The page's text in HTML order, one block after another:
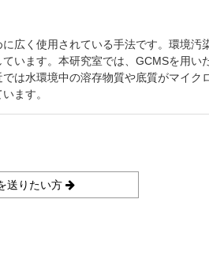
広く使用されている手法です。環境汚
います。本研究室では、GCMSを用い
は水環境中の溶存物質や底質がマイク
ます。
送りたい方